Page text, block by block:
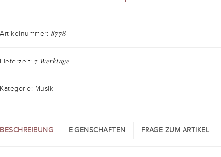
Artikelnummer: 8778
Lieferzeit: 7 Werktage
Kategorie: Musik
BESCHREIBUNG EIGENSCHAFTEN FRAGE ZUM ARTIKEL